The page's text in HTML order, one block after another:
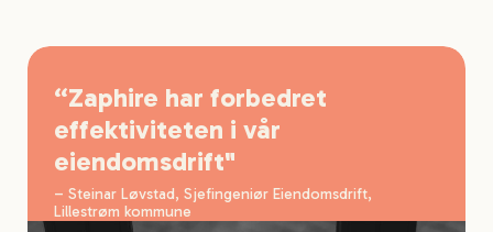
“Zaphire har forbedret
effektiviteten i vår
eiendomsdrift"
– Steinar Løvstad, Sjefingeniør Eiendomsdrift,
Lillestrøm kommune